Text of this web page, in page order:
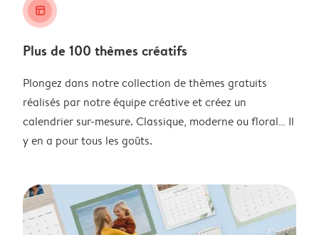
layout_alt
Plus de 100 thèmes créatifs
Plongez dans notre collection de thèmes gratuits
réalisés par notre équipe créative et créez un
calendrier sur-mesure. Classique, moderne ou floral… Il
y en a pour tous les goûts.